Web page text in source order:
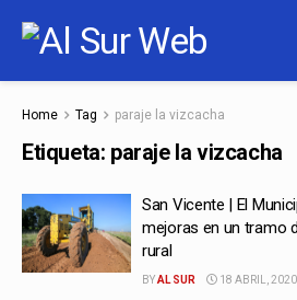
Home Tag paraje la vizcacha
Etiqueta: paraje la vizcacha
San Vicente | El
mejoras en un tramo
rural
BYAL SUR 18 ABRIL, 2020